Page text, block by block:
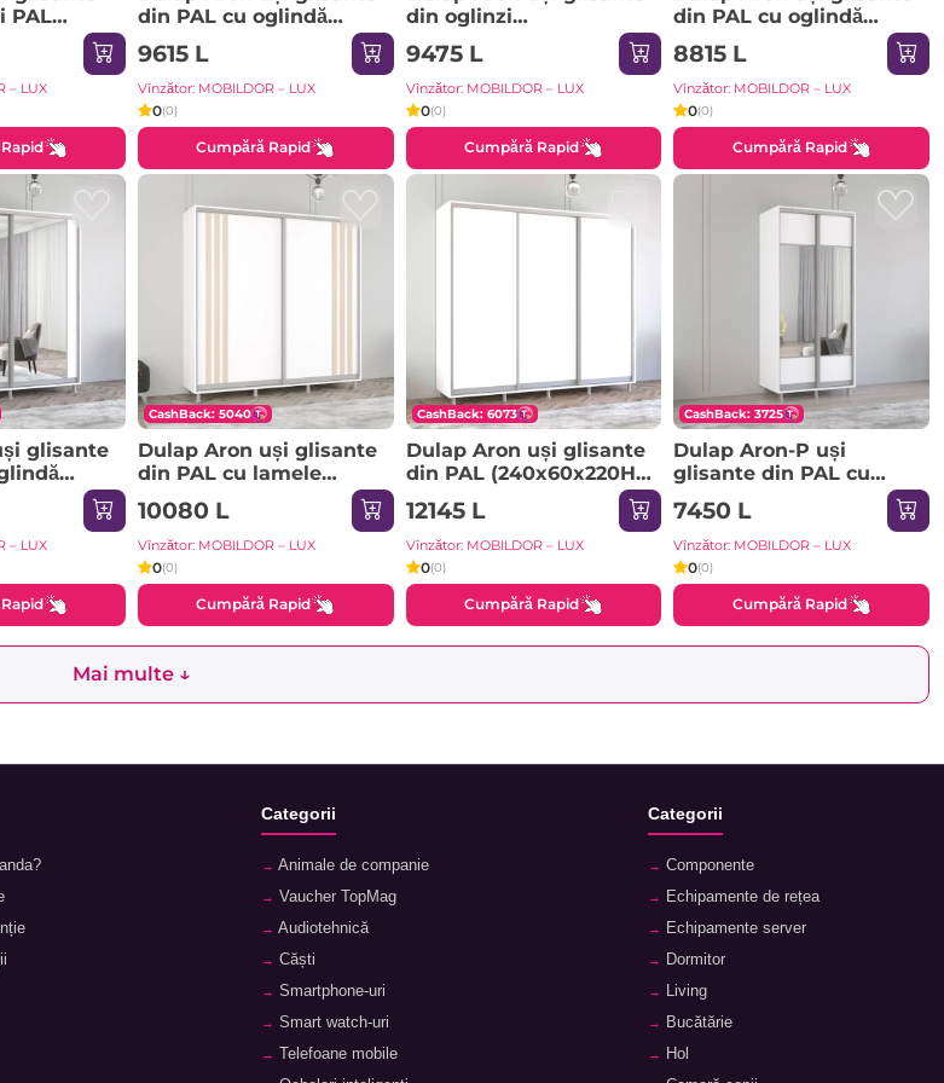
PAL
cm) Alb
– LUX
din PAL cu oglindă
orizontal (190x60x210H
cm) Alb Brilliant
9615 L
Vînzător: MOBILDOR – LUX
0(0)
Cumpără Rapid
din oglinzi
(170x60x220H cm)
Sonoma
9475 L
Vînzător: MOBILDOR – LUX
0(0)
Cumpără Rapid
din PAL cu oglindă
zebra (130x60x230H cm)
Anthracite
8815 L
Vînzător: MOBILDOR – LUX
0(0)
Cumpără Rapid
glisante
– LUX
CashBack: 5040
Dulap Aron uși glisante
din PAL cu lamele
(210x60x220H cm)
Anthracite
10080 L
Vînzător: MOBILDOR – LUX
0(0)
Cumpără Rapid
CashBack: 6073
Dulap Aron uși glisante
din PAL (240x60x220H
cm) Sonoma
12145 L
Vînzător: MOBILDOR – LUX
0(0)
Cumpără Rapid
CashBack: 3725
Dulap Aron-P uși
glisante din PAL cu
oglindă orizontal
(100x60x200H cm) Alb
Brilliant
7450 L
Vînzător: MOBILDOR – LUX
0(0)
Cumpără Rapid
Mai multe ↓
Categorii
Animale de companie
Vaucher TopMag
Audiotehnică
Căști
Smartphone-uri
Smart watch-uri
Telefoane mobile
Categorii
Componente
Echipamente de rețea
Echipamente server
Dormitor
Living
Bucătărie
Hol